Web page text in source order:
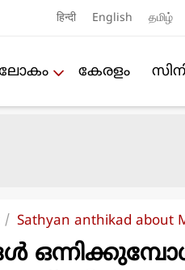
हिन्दी English தமிழ்
കേരളം
Sathyan anthikad about